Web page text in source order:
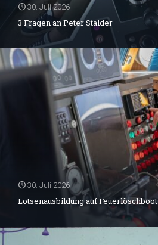
30. Juli 2026
3 Fragen an Peter Stalder
30. Juli 2026
Lotsenausbildung auf Feuerlöschboot